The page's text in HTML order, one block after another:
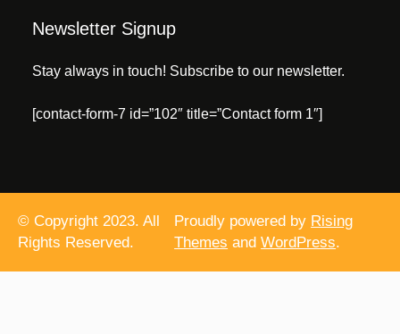
Newsletter Signup
Stay always in touch! Subscribe to our newsletter.
[contact-form-7 id=”102″ title=”Contact form 1″]
© Copyright 2023. All
Rights Reserved.
Proudly powered by Rising
Themes andWordPress.